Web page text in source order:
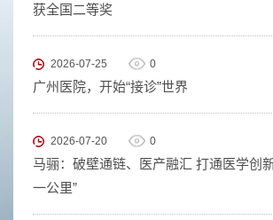
获全国二等奖
2026-07-25 0
广州医院，开始“接诊”世界
2026-07-20 0
马骊：破壁通链、医产融汇 打通医学创
一公里”